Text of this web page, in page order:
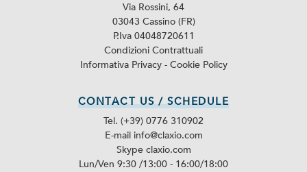
Via Rossini, 64
03043 Cassino (FR)
P.Iva 04048720611
Condizioni Contrattuali
Informativa Privacy - Cookie Policy
CONTACT US / SCHEDULE
Tel. (+39) 0776 310902
E-mail info@claxio.com
Skype claxio.com
Lun/Ven 9:30 /13:00 - 16:00/18:00